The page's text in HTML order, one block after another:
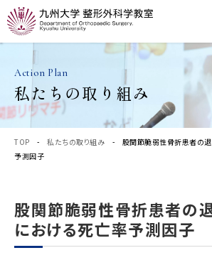
Action Plan
私たちの取り組み
TOP - 私たちの取り組み - 股関節脆弱性骨折患者の退
予測因子
股関節脆弱性骨折患者の
における死亡率予測因子